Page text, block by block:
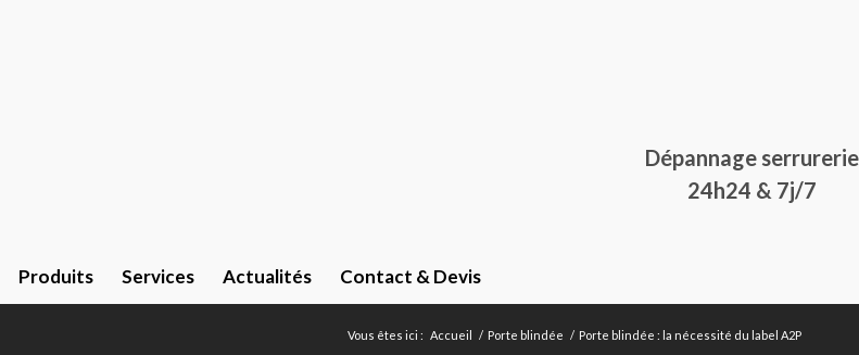
Produits Services Actualités Contact & Devis
Dépannage serrurerie
24h24 & 7j/7
Vous êtes ici : Accueil / Porte blindée / Porte blindée : la nécessité du label A2P